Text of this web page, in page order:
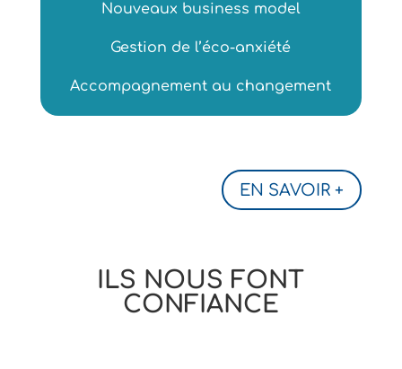
Nouveaux business model
Gestion de l’éco-anxiété
Accompagnement au changement
EN SAVOIR +
ILS NOUS FONT
CONFIANCE